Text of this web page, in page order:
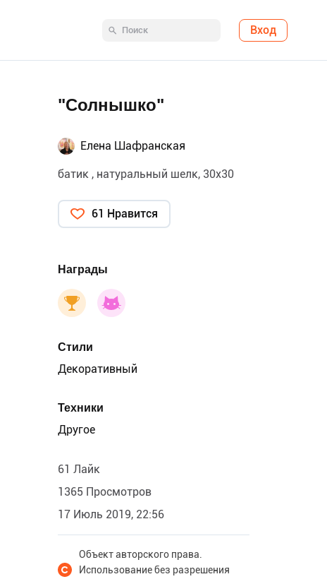
Вход
"Солнышко"
Елена Шафранская
батик , натуральный шелк, 30х30
61 Нравится
Награды
Стили
Декоративный
Техники
Другое
61 Лайк
1365 Просмотров
17 Июль 2019, 22:56
Объект авторского права.
Использование без разрешения